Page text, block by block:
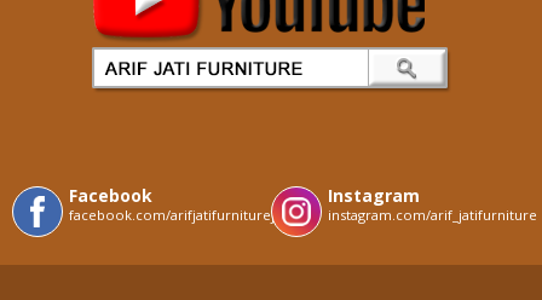
Facebook
facebook.com/arifjatifurniturejepara
Instagram
instagram.com/arif_jatifurniture